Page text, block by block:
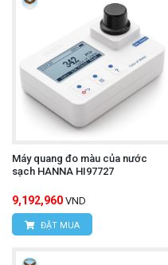
Máy quang đo màu của nước
sạch HANNA HI97727
9,192,960 VND
ĐẶT MUA